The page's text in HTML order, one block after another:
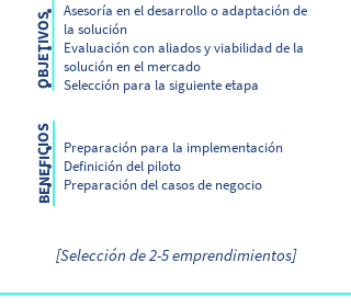
Asesoría en el desarrollo o adaptación de
la solución
Evaluación con aliados y viabilidad de la
solución en el mercado
Selección para la siguiente etapa
OBJETIVOS
Preparación para la implementación
Definición del piloto
Preparación del casos de negocio
BENEFICIOS
[Selección de 2-5 emprendimientos]